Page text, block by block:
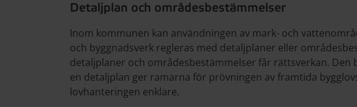
Detaljplan och områdesbestämmelser
Inom kommunen kan användningen av mark- och
och byggnadsverk regleras med detaljplaner eller
detaljplaner och områdesbestämmelser får rättsverkan. Den
en detaljplan ger ramarna för prövningen av framtida
lovhanteringen enklare.